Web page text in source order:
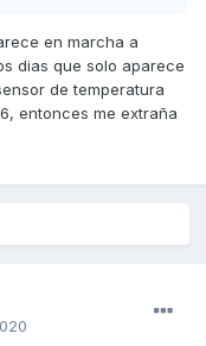
en marcha a
dias que solo aparece
de temperatura
entonces me extraña